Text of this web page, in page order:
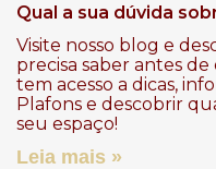
Qual a sua dúvida
Visite nosso blog e
precisa saber antes
tem acesso a dicas,
Plafons e descobrir
seu espaço!
Leia mais »